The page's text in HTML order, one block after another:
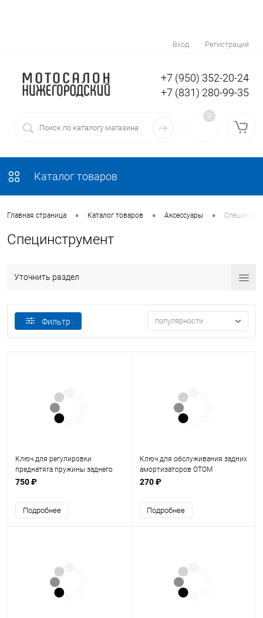
Вход Регистрация
+7 (950) 352-20-24
+7 (831) 280-99-35
0
Каталог товаров
Главная страница • Каталог товаров • Аксессуары •
Специнструмент
Уточнить раздел
Фильтр популярности
Ключ для регулировки
преднатяга пружины заднего
амортизатора ОТОМ
750 ₽
Подробнее
Ключ для обслуживания задних
амортизаторов ОТОМ
270 ₽
Подробнее